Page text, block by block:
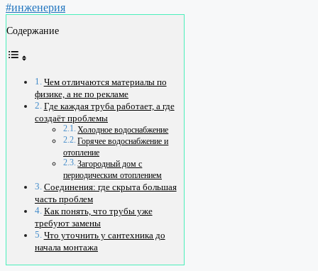
#инженерия
Содержание
Чем отличаются материалы по
физике, а не по рекламе
Где каждая труба работает, а где
создаёт проблемы
Холодное водоснабжение
Горячее водоснабжение и
отопление
Загородный дом с
периодическим отоплением
Соединения: где скрыта большая
часть проблем
Как понять, что трубы уже
требуют замены
Что уточнить у сантехника до
начала монтажа